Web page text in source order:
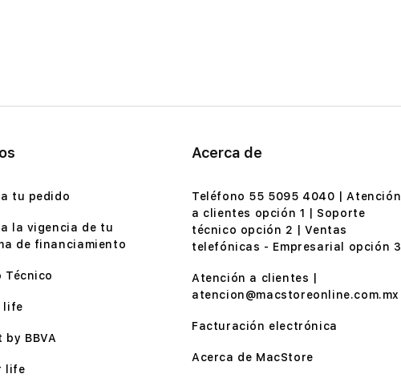
tu pedido
la vigencia de tu
de financiamiento
Técnico
life
by BBVA
life
Acerca de
Teléfono 55 5095 4040 | Atención
a clientes opción 1 | Soporte
técnico opción 2 | Ventas
telefónicas - Empresarial opción 3
Atención a clientes |
atencion@macstoreonline.com.mx
Facturación electrónica
Acerca de MacStore